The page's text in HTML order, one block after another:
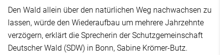
Den Wald allein über den natürlichen Weg nachwachsen zu
lassen, würde den Wiederaufbau um mehrere Jahrzehnte
verzögern, erklärt die Sprecherin der Schutzgemeinschaft
Deutscher Wald (SDW) in Bonn, Sabine Krömer-Butz.